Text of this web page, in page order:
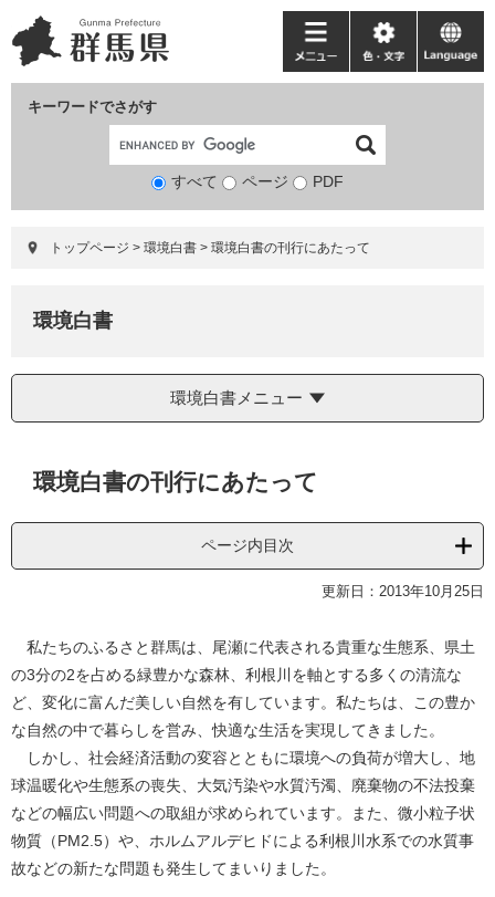
ー
ジ
ニ
ュ
て
キーワードでさがす
検
象
すべて ページ PDF
メ
ニ
ー
色・
文
language
トップページ > 環境白書 > 環境白書の刊行にあたって
環境白書
環境白書メニュー
環境白書の刊行にあたって
ページ内目次
更新日：2013年10月25日
私たちのふるさと群馬は、尾瀬に代表される貴重な生態系、県土
の3分の2を占める緑豊かな森林、利根川を軸とする多くの清流な
ど、変化に富んだ美しい自然を有しています。私たちは、この豊か
な自然の中で暮らしを営み、快適な生活を実現してきました。
しかし、社会経済活動の変容とともに環境への負荷が増大し、地
球温暖化や生態系の喪失、大気汚染や水質汚濁、廃棄物の不法投棄
などの幅広い問題への取組が求められています。また、微小粒子状
物質（PM2.5）や、ホルムアルデヒドによる利根川水系での水質事
故などの新たな問題も発生してまいりました。